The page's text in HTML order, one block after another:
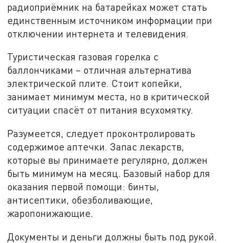
радиоприёмник на батарейках может стать
единственным источником информации при
отключении интернета и телевидения.
Туристическая газовая горелка с
баллончиками – отличная альтернатива
электрической плите. Стоит копейки,
занимает минимум места, но в критической
ситуации спасёт от питания всухомятку.
Разумеется, следует проконтролировать
содержимое аптечки. Запас лекарств,
которые вы принимаете регулярно, должен
быть минимум на месяц. Базовый набор для
оказания первой помощи: бинты,
антисептики, обезболивающие,
жаропонижающие.
Документы и деньги должны быть под рукой.